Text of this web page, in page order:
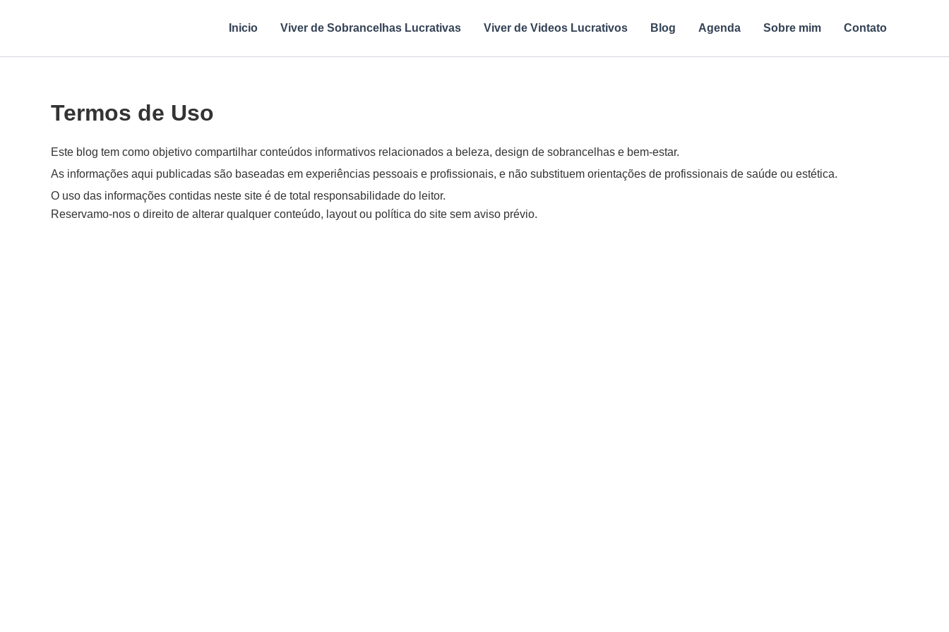
Inicio Viver de Sobrancelhas Lucrativas Viver de Videos Lucrativos Blog Agenda Sobre mim Contato
Termos de Uso
Este blog tem como objetivo compartilhar conteúdos informativos relacionados a beleza, design de sobrancelhas e bem-estar.
As informações aqui publicadas são baseadas em experiências pessoais e profissionais, e não substituem orientações de profissionais de saúde ou estética.
O uso das informações contidas neste site é de total responsabilidade do leitor.
Reservamo-nos o direito de alterar qualquer conteúdo, layout ou política do site sem aviso prévio.